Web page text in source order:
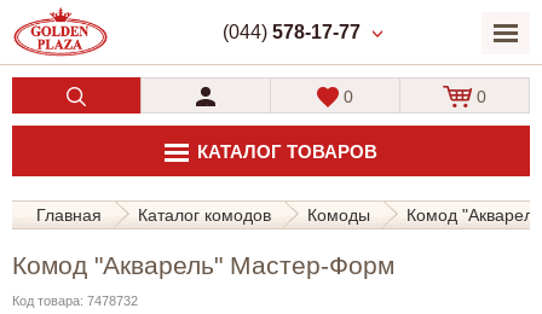
(044) 578-17-77
КАТАЛОГ ТОВАРОВ
0 0
Главная Каталог комодов Комоды Комод
Комод "Акварель" Мастер-Форм
Код товара: 7478732